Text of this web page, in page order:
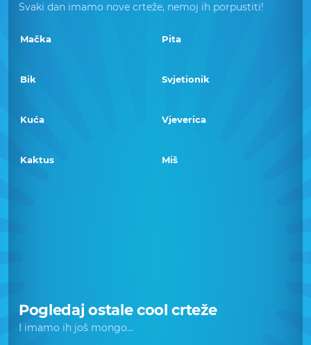
Svaki dan imamo nove crteže, nemoj ih porpustiti!
Mačka Pita
Bik Svjetionik
Kuća Vjeverica
Kaktus Miš
Pogledaj ostale cool crteže
I imamo ih još mongo...